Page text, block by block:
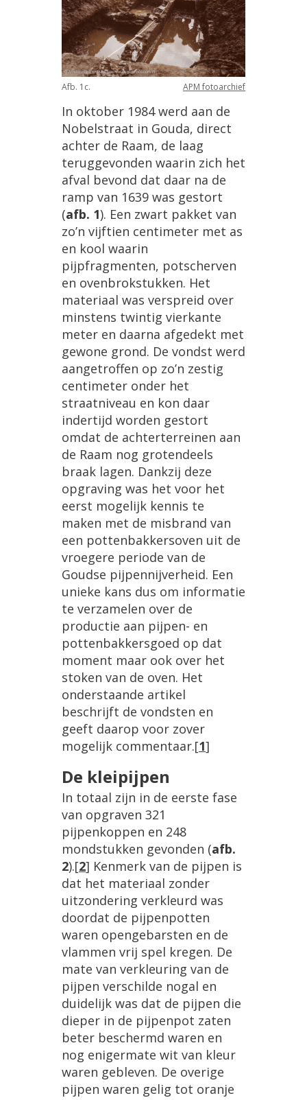
Afb. 1c. APM fotoarchief
In oktober 1984 werd aan de
Nobelstraat in Gouda, direct
achter de Raam, de laag
teruggevonden waarin zich het
afval bevond dat daar na de
ramp van 1639 was gestort
(afb. 1). Een zwart pakket van
zo’n vijftien centimeter met as
en kool waarin
pijpfragmenten, potscherven
en ovenbrokstukken. Het
materiaal was verspreid over
minstens twintig vierkante
meter en daarna afgedekt met
gewone grond. De vondst werd
aangetroffen op zo’n zestig
centimeter onder het
straatniveau en kon daar
indertijd worden gestort
omdat de achterterreinen aan
de Raam nog grotendeels
braak lagen. Dankzij deze
opgraving was het voor het
eerst mogelijk kennis te
maken met de misbrand van
een pottenbakkersoven uit de
vroegere periode van de
Goudse pijpennijverheid. Een
unieke kans dus om informatie
te verzamelen over de
productie aan pijpen- en
pottenbakkersgoed op dat
moment maar ook over het
stoken van de oven. Het
onderstaande artikel
beschrijft de vondsten en
geeft daarop voor zover
mogelijk commentaar.[1]
De kleipijpen
In totaal zijn in de eerste fase
van opgraven 321
pijpenkoppen en 248
mondstukken gevonden (afb.
2).[2] Kenmerk van de pijpen is
dat het materiaal zonder
uitzondering verkleurd was
doordat de pijpenpotten
waren opengebarsten en de
vlammen vrij spel kregen. De
mate van verkleuring van de
pijpen verschilde nogal en
duidelijk was dat de pijpen die
dieper in de pijpenpot zaten
beter beschermd waren en
nog enigermate wit van kleur
waren gebleven. De overige
pijpen waren gelig tot oranje